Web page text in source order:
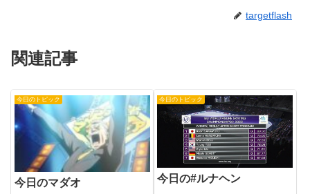
targetflash
関連記事
今日のトピック
今日のマダオ
今日のトピック
今日の#ルナヘン